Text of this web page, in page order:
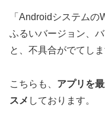
「Androidシステム
ふるいバージョン、
と、不具合がでてしま
こちらも、 アプリを
スメ しております。